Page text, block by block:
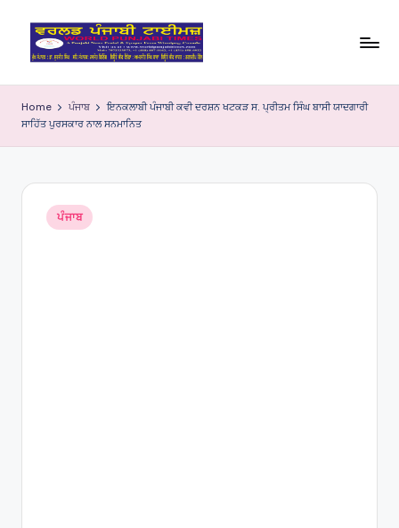
o
rl
Home ਪੰਜਾਬ
ਇਨਕਲਾਬੀ ਪੰਜਾਬੀ ਕਵੀ ਦਰਸ਼ਨ ਖਟਕੜ ਸ. ਪ੍ਰੀਤਮ ਸਿੰਘ ਬਾਸੀ ਯਾਦਗਾਰੀ
ਸਾਹਿੱਤ ਪੁਰਸਕਾਰ ਨਾਲ ਸਨਮਾਨਿਤ
Posted
in
ਪੰਜਾਬ